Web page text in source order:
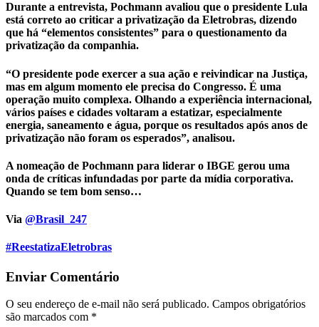
Durante a entrevista, Pochmann avaliou que o presidente Lula
está correto ao criticar a privatização da Eletrobras, dizendo
que há “elementos consistentes” para o questionamento da
privatização da companhia.
“O presidente pode exercer a sua ação e reivindicar na Justiça,
mas em algum momento ele precisa do Congresso. É uma
operação muito complexa. Olhando a experiência internacional,
vários países e cidades voltaram a estatizar, especialmente
energia, saneamento e água, porque os resultados após anos de
privatização não foram os esperados”, analisou.
A nomeação de Pochmann para liderar o IBGE gerou uma
onda de críticas infundadas por parte da mídia corporativa.
Quando se tem bom senso…
Via @Brasil_247
#ReestatizaEletrobras
Enviar Comentário
O seu endereço de e-mail não será publicado. Campos obrigatórios
são marcados com *